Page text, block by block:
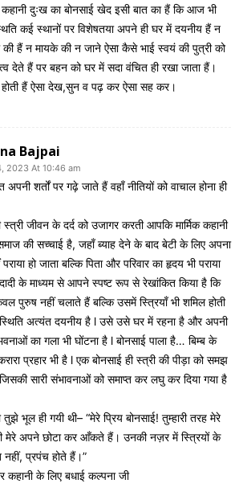
दुःख का बोनसाई खेद इसी बात का हैं कि आज भी
कई स्थानों पर विशेषतया अपने ही घर में दयनीय हैं न
की हैं न मायके की न जाने ऐसा कैसे भाई स्वयं की पुत्री को
देते हैं पर बहन को घर में सदा वंचित ही रखा जाता हैं।
होती हैं ऐसा देख,सुन व पढ़ कर ऐसा सह कर।
Bajpai
2023 At 10:46 am
अपनी शर्तों पर गढ़े जाते हैं वहाँ नीतियों को वाचाल होना ही
जीवन के दर्द को उजागर करती आपकि मार्मिक कहानी
की सच्चाई है, जहाँ ब्याह देने के बाद बेटी के लिए अपना
हो जाता बल्कि पिता और परिवार का हृदय भी पराया
दादी के माध्यम से आपने स्पष्ट रूप से रेखांकित किया है कि
पुरुष नहीं चलाते हैं बल्कि उसमें स्त्रियाँ भी शमिल होती
अत्यंत दयनीय है l उसे उसे घर में रहना है और अपनी
का गला भी घोंटना है l बोनसाई पाला है… बिम्ब के
प्रहार भी है l एक बोनसाई ही स्त्री की पीड़ा को समझ
सारी संभावनाओं को समाप्त कर लघु कर दिया गया है
भूल ही गयी थी– “मेरे प्रिय बोनसाई! तुम्हारी तरह मेरे
मेरे अपने छोटा कर आँकते हैं। उनकी नज़र में स्त्रियों के
प्रपंच होते हैं।”
कहानी के लिए बधाई कल्पना जी